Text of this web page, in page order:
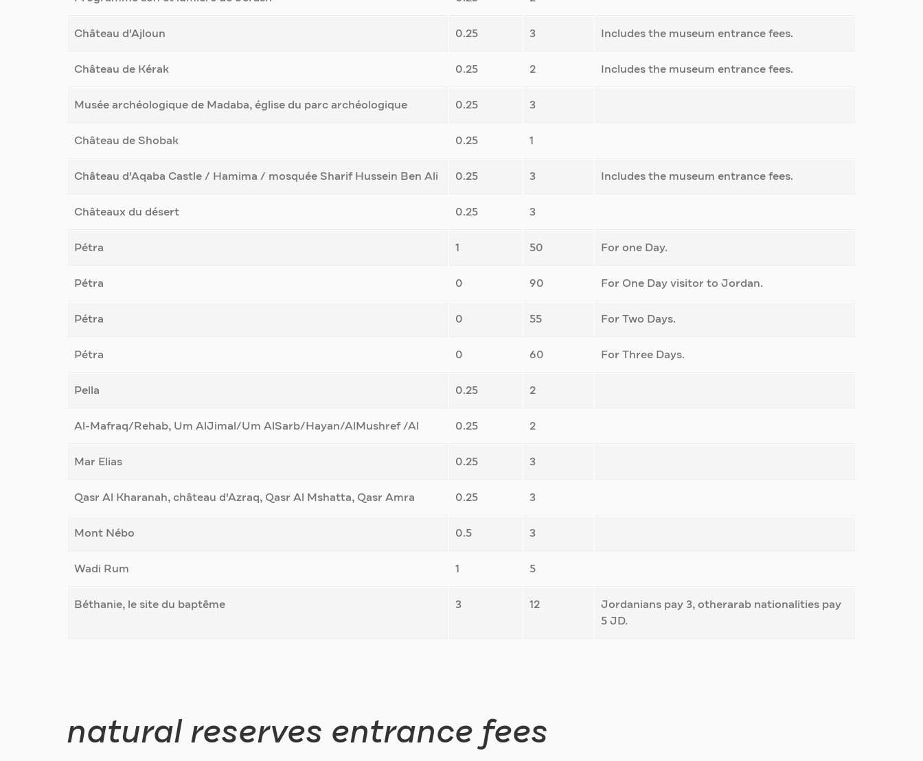
Château d'Ajloun 0.25 3 Includes the museum entrance fees.
Château de Kérak 0.25 2 Includes the museum entrance fees.
Musée archéologique de Madaba, église du parc archéologique 0.25 3
Château de Shobak 0.25 1
Château d'Aqaba Castle / Hamima / mosquée Sharif Hussein Ben Ali 0.25 3 Includes the museum entrance fees.
Châteaux du désert 0.25 3
Pétra 1 50 For one Day.
Pétra 0 90 For One Day visitor to Jordan.
Pétra 0 55 For Two Days.
Pétra 0 60 For Three Days.
Pella 0.25 2
Al-Mafraq/Rehab, Um AlJimal/Um AlSarb/Hayan/AlMushref /Al 0.25 2
Mar Elias 0.25 3
Qasr Al Kharanah, château d'Azraq, Qasr Al Mshatta, Qasr Amra 0.25 3
Mont Nébo 0.5 3
Wadi Rum 1 5
Béthanie, le site du baptême 3 12
Jordanians pay 3, otherarab nationalities pay
5 JD.
natural reserves entrance fees